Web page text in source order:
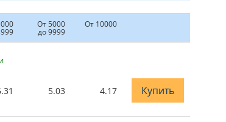
От 5000
до 9999
От 10000
5.03 4.17 Купить